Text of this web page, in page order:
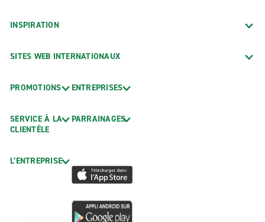
INSPIRATION
SITES WEB INTERNATIONAUX
PROMOTIONS
SERVICE À LA
CLIENTÈLE
L’ENTREPRISE
ENTREPRISES
PARRAINAGES